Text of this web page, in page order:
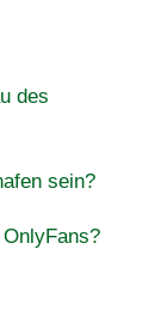
des
sein?